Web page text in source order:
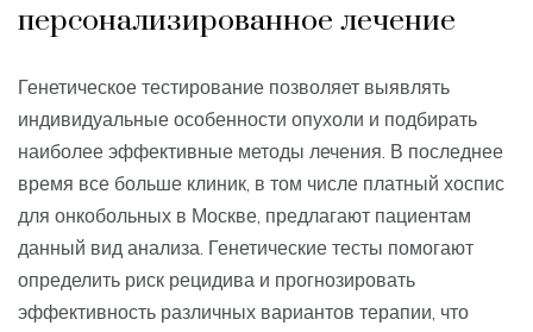
персонализированное лечение
Генетическое тестирование позволяет выявлять
индивидуальные особенности опухоли и подбирать
наиболее эффективные методы лечения. В последнее
время все больше клиник, в том числе платный хоспис
для онкобольных в Москве, предлагают пациентам
данный вид анализа. Генетические тесты помогают
определить риск рецидива и прогнозировать
эффективность различных вариантов терапии, что